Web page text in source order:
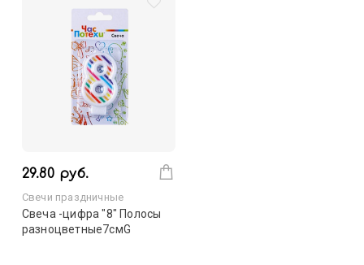
29.80 руб.
Свечи праздничные
Свеча -цифра "8" Полосы
разноцветные7смG